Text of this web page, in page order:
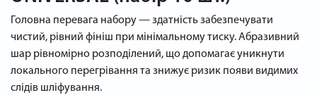
Головна перевага набору — здатність забезпечувати
чистий, рівний фініш при мінімальному тиску. Абразивний
шар рівномірно розподілений, що допомагає уникнути
локального перегрівання та знижує ризик появи видимих
слідів шліфування.